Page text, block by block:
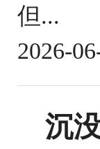
但...
2026-
沉